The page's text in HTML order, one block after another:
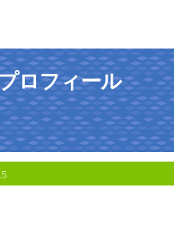
ロフィール